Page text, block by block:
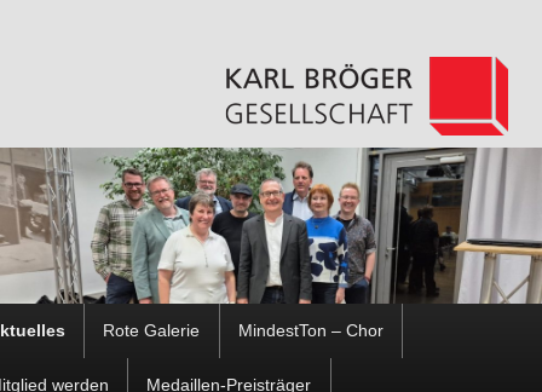
Zum
Zum Rote Galerie MindestTon – Chor
werden Medaillen-Preisträger